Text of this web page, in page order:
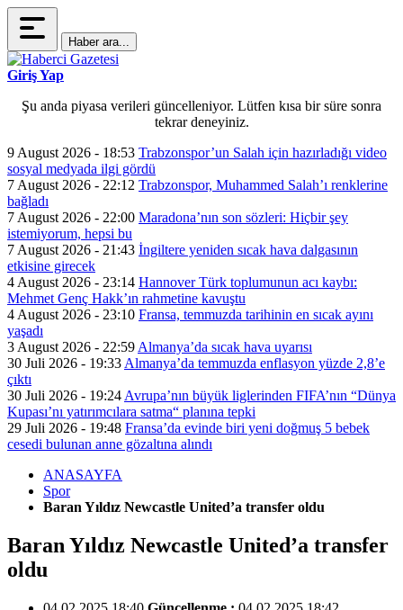
Haber ara...
Giriş Yap
Şu anda piyasa verileri güncelleniyor. Lütfen kısa bir süre sonra
tekrar deneyiniz.
9 August 2026 - 18:53 Trabzonspor’un Salah için hazırladığı video
sosyal medyada ilgi gördü
7 August 2026 - 22:12 Trabzonspor, Muhammed Salah’ı renklerine
bağladı
7 August 2026 - 22:00 Maradona’nın son sözleri: Hiçbir şey
istemiyorum, hepsi bu
7 August 2026 - 21:43 İngiltere yeniden sıcak hava dalgasının
etkisine girecek
4 August 2026 - 23:14 Hannover Türk toplumunun acı kaybı:
Mehmet Genç Hakk’ın rahmetine kavuştu
4 August 2026 - 23:10 Fransa, temmuzda tarihinin en sıcak ayını
yaşadı
3 August 2026 - 22:59 Almanya’da sıcak hava uyarısı
30 Juli 2026 - 19:33 Almanya’da temmuzda enflasyon yüzde 2,8’e
çıktı
30 Juli 2026 - 19:24 Avrupa’nın büyük liglerinden FIFA’nın “Dünya
Kupası’nı yatırımcılara satma“ planına tepki
29 Juli 2026 - 19:48 Fransa’da evinde biri yeni doğmuş 5 bebek
cesedi bulunan anne gözaltına alındı
ANASAYFA
Spor
Baran Yıldız Newcastle United’a transfer oldu
Baran Yıldız Newcastle United’a transfer
oldu